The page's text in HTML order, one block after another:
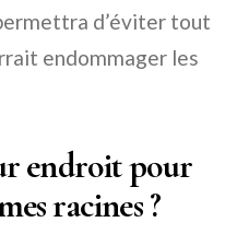
d’éviter tout
endommager les
endroit pour
racines ?